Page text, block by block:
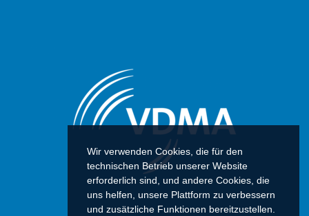
Wir verwenden Cookies, die für den
technischen Betrieb unserer Website
erforderlich sind, und andere Cookies, die
uns helfen, unsere Plattform zu verbessern
und zusätzliche Funktionen bereitzustellen.